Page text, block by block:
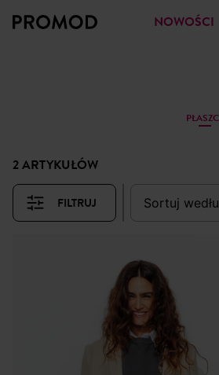
NOWOŚCI
2 ARTYKUŁÓW
FILTRUJ sortuj